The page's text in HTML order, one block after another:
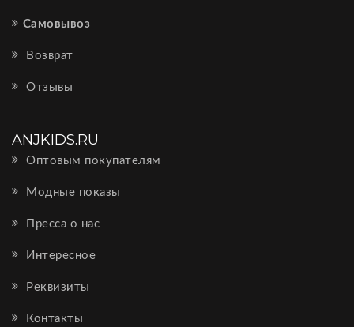
Самовывоз
Возврат
Отзывы
ANJKIDS.RU
Оптовым покупателям
Модные показы
Пресса о нас
Интересное
Реквизиты
Контакты